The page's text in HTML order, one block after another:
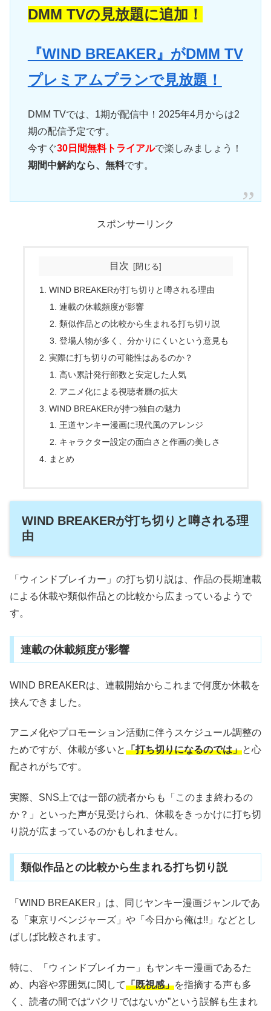
DMM TVの見放題に追加！
『WIND BREAKER』がDMM TV
プレミアムプランで見放題！
DMM TVでは、1期が配信中！2025年4月からは2
期の配信予定です。
今すぐ30日間無料トライアルで楽しみましょう！
期間中解約なら、無料です。
スポンサーリンク
目次
WIND BREAKERが打ち切りと噂される理由
連載の休載頻度が影響
類似作品との比較から生まれる打ち切り説
登場人物が多く、分かりにくいという意見も
実際に打ち切りの可能性はあるのか？
高い累計発行部数と安定した人気
アニメ化による視聴者層の拡大
WIND BREAKERが持つ独自の魅力
王道ヤンキー漫画に現代風のアレンジ
キャラクター設定の面白さと作画の美しさ
まとめ
WIND BREAKERが打ち切りと噂される理
由
「ウィンドブレイカー」の打ち切り説は、作品の長期連載
による休載や類似作品との比較から広まっているようで
す。
連載の休載頻度が影響
WIND BREAKERは、連載開始からこれまで何度か休載を
挟んできました。
アニメ化やプロモーション活動に伴うスケジュール調整の
ためですが、休載が多いと「打ち切りになるのでは」と心
配されがちです。
実際、SNS上では一部の読者からも「このまま終わるの
か？」といった声が見受けられ、休載をきっかけに打ち切
り説が広まっているのかもしれません。
類似作品との比較から生まれる打ち切り説
「 WIND BREAKER 」は、同じヤンキー漫画ジャンルであ
る「東京リベンジャーズ」や「今日から俺は!!」などとし
ばしば比較されます。
特に、「ウィンドブレイカー」もヤンキー漫画であるた
め、内容や雰囲気に関して「既視感」を指摘する声も多
く、読者の間では“パクリではないか”という誤解も生まれ